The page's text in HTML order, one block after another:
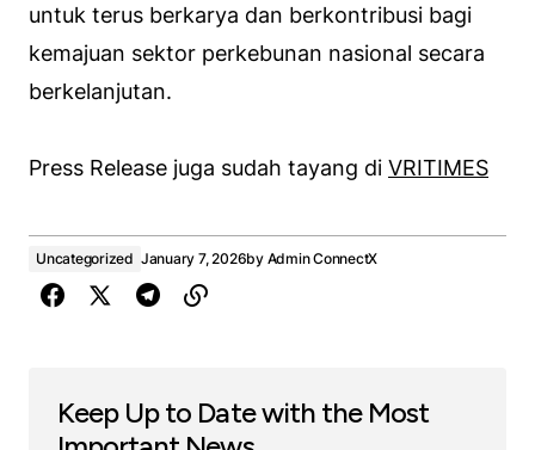
untuk terus berkarya dan berkontribusi bagi
kemajuan sektor perkebunan nasional secara
berkelanjutan.
Press Release juga sudah tayang di VRITIMES
Uncategorized January 7, 2026by Admin ConnectX
Keep Up to Date with the Most